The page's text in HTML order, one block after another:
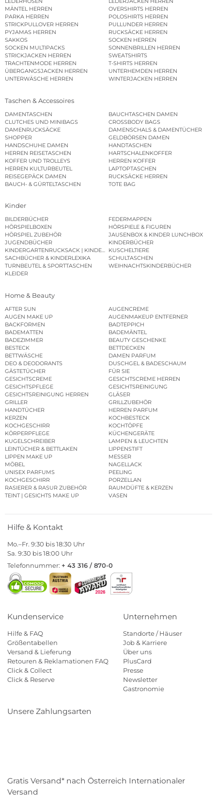
MÄNTEL HERREN
OVERSHIRTS HERREN
PARKA HERREN
POLOSHIRTS HERREN
STRICKPULLOVER HERREN
PULLUNDER HERREN
PYJAMAS HERREN
RUCKSÄCKE HERREN
SAKKOS
SOCKEN HERREN
SOCKEN MULTIPACKS
SONNENBRILLEN HERREN
STRICKJACKEN HERREN
SWEATSHIRTS
TRACHTENMODE HERREN
T-SHIRTS HERREN
ÜBERGANGSJACKEN HERREN
UNTERHEMDEN HERREN
UNTERWÄSCHE HERREN
WINTERJACKEN HERREN
Taschen & Accessoires
DAMENTASCHEN
BAUCHTASCHEN DAMEN
CLUTCHES UND MINIBAGS
CROSSBODY BAGS
DAMENRUCKSÄCKE
DAMENSCHALS & DAMENTÜCHER
SHOPPER
GELDBÖRSEN DAMEN
HANDSCHUHE DAMEN
HANDTASCHEN
HERREN REISETASCHEN
HARTSCHALENKOFFER
KOFFER UND TROLLEYS
HERREN KOFFER
HERREN KULTURBEUTEL
LAPTOPTASCHEN
REISEGEPÄCK DAMEN
RUCKSÄCKE HERREN
BAUCH- & GÜRTELTASCHEN
TOTE BAG
Kinder
BILDERBÜCHER
FEDERMAPPEN
HÖRSPIELBOXEN
HÖRSPIELE & FIGUREN
HÖRSPIEL ZUBEHÖR
JAUSENBOX & KINDER LUNCHBOX
JUGENDBÜCHER
KINDERBÜCHER
KINDERGARTENRUCKSACK | KINDERGARTENBEUTEL
KUSCHELTIERE
SACHBÜCHER & KINDERLEXIKA
SCHULTASCHEN
TURNBEUTEL & SPORTTASCHEN
WEIHNACHTSKINDERBÜCHER
KLEIDER
Home & Beauty
AFTER SUN
AUGENCREME
AUGEN MAKE UP
AUGENMAKEUP ENTFERNER
BACKFORMEN
BADTEPPICH
BADEMATTEN
BADEMÄNTEL
BADEZIMMER
BEAUTY GESCHENKE
BESTECK
BETTDECKEN
BETTWÄSCHE
DAMEN PARFUM
DEO & DEODORANTS
DUSCHGEL & BADESCHAUM
GÄSTETÜCHER
FÜR SIE
GESICHTSCREME
GESICHTSCREME HERREN
GESICHTSPFLEGE
GESICHTSREINIGUNG
GESICHTSREINIGUNG HERREN
GLÄSER
GRILLER
GRILLZUBEHÖR
HANDTÜCHER
HERREN PARFUM
KERZEN
KOCHBESTECK
KOCHGESCHIRR
KOCHTÖPFE
KÖRPERPFLEGE
KÜCHENGERÄTE
KUGELSCHREIBER
LAMPEN & LEUCHTEN
LEINTÜCHER & BETTLAKEN
LIPPENSTIFT
LIPPEN MAKE UP
MESSER
MÖBEL
NAGELLACK
UNISEX PARFUMS
PEELING
KOCHGESCHIRR
PORZELLAN
RASIERER & RASUR ZUBEHÖR
RAUMDÜFTE & KERZEN
TEINT | GESICHTS MAKE UP
VASEN
Hilfe & Kontakt
Mo.–Fr. 9:30 bis 18:30 Uhr
Sa. 9:30 bis 18:00 Uhr
Telefonnummer: + 43 316 / 870-0
Kundenservice
Hilfe & FAQ
Größentabellen
Versand & Lieferung
Retouren & Reklamationen FAQ
Click & Collect
Click & Reserve
Unternehmen
Standorte / Häuser
Job & Karriere
Über uns
PlusCard
Presse
Newsletter
Gastronomie
Unsere Zahlungsarten
Gratis Versand* nach Österreich Internationaler
Versand